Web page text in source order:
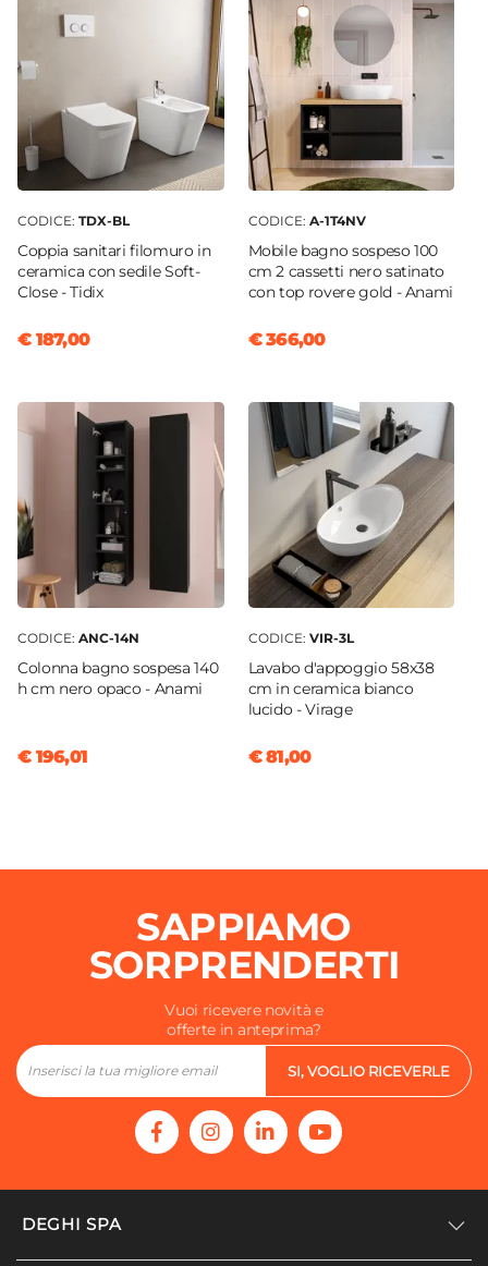
CODICE: TDX-BL
Coppia sanitari filomuro in
ceramica con sedile Soft-
Close - Tidix
€ 187,00
CODICE: A-1T4NV
Mobile bagno sospeso 100
cm 2 cassetti nero satinato
con top rovere gold - Anami
€ 366,00
CODICE: ANC-14N
Colonna bagno sospesa 140
h cm nero opaco - Anami
€ 196,01
CODICE: VIR-3L
Lavabo d'appoggio 58x38
cm in ceramica bianco
lucido - Virage
€ 81,00
SAPPIAMO
SORPRENDERTI
Vuoi ricevere novità e
offerte in anteprima?
SI, VOGLIO RICEVERLE
DEGHI SPA